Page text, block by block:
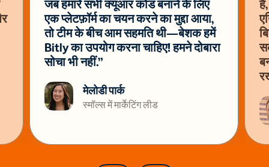
जब हमारे सभी क्यूआर कोड बनाने के लिए
एक प्लेटफ़ॉर्म का चयन करने का मुद्दा आया,
तो टीम के बीच आम सहमति थी—बेशक हमें
Bitly का उपयोग करना चाहिए! हमने दोबारा
सोचा भी नहीं.”
मेलोडी पार्क
स्मॉल्स में मार्केटिंग लीड